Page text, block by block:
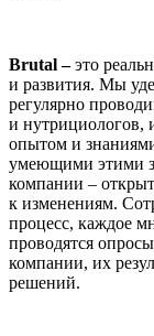
Brutal –это
и развития. Мы
регулярно
и нутрициологов,
опытом и
умеющими этими
компании –
к изменениям.
процесс, каждое
проводятся
компании, их
решений.